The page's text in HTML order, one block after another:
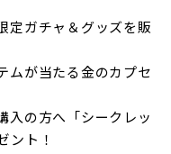
定ガチャ＆グッズを販
ムが当たる金のカプセ
入の方へ「シークレッ
ント！